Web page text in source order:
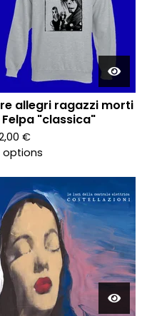
allegri ragazzi morti
"classica"
€
options